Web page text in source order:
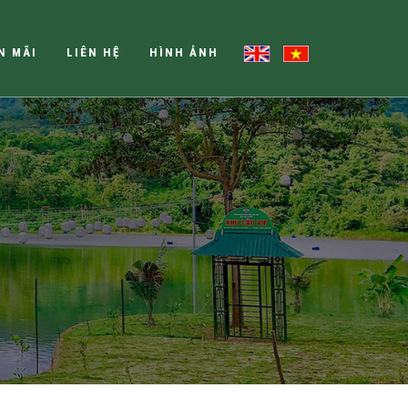
MÃI LIÊN HỆ HÌNH ẢNH